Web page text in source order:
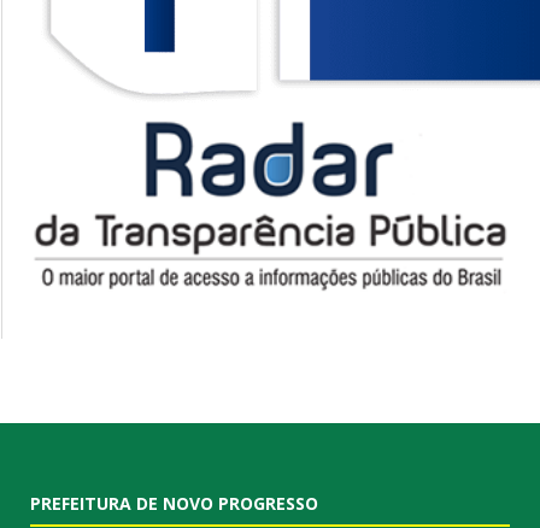
PREFEITURA DE NOVO PROGRESSO